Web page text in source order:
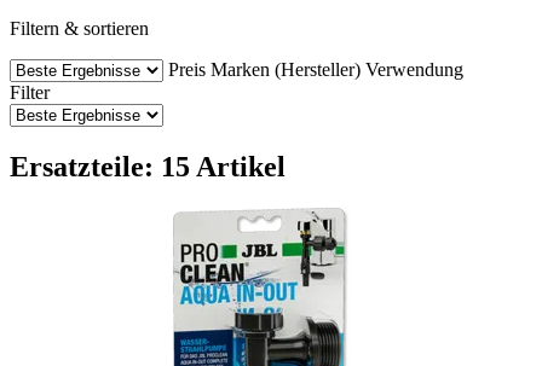
Filtern & sortieren
Preis Marken (Hersteller) Verwendung
Filter
Ersatzteile: 15 Artikel